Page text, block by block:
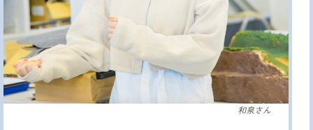
和泉さん